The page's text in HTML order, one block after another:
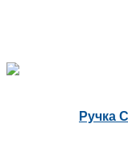
Ручка